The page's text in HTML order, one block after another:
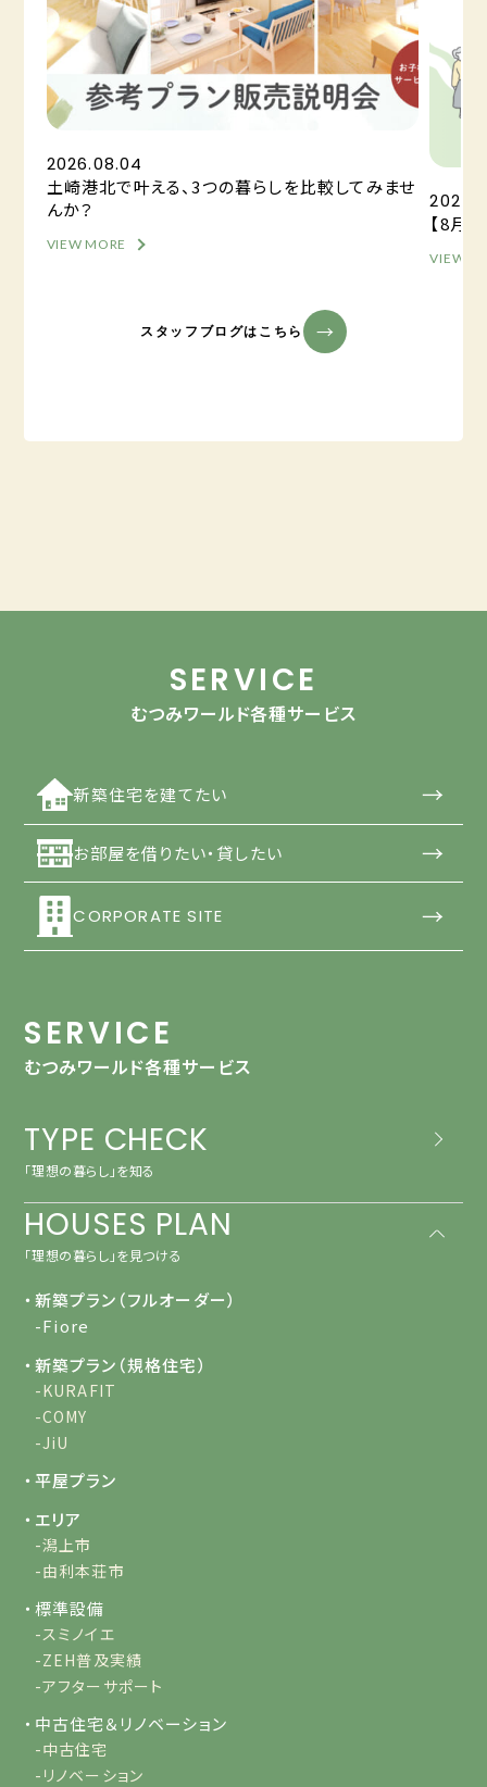
2026.08.04
土崎港北で叶える、3つの暮らしを比較してみませ
んか？
VIEW MORE
【8月
VIEW
スタッフブログはこちら
SERVICE
むつみワールド各種サービス
新築住宅を建てたい →
お部屋を借りたい・貸したい →
CORPORATE SITE →
SERVICE
むつみワールド各種サービス
TYPE CHECK
「理想の暮らし」を知る
HOUSES PLAN
「理想の暮らし」を見つける
・新築プラン（フルオーダー）
-Fiore
・新築プラン（規格住宅）
-KURAFIT
-COMY
-JiU
・平屋プラン
・エリア
-潟上市
-由利本荘市
・標準設備
-スミノイエ
-ZEH普及実績
-アフターサポート
・中古住宅＆リノベーション
-中古住宅
-リノベーション